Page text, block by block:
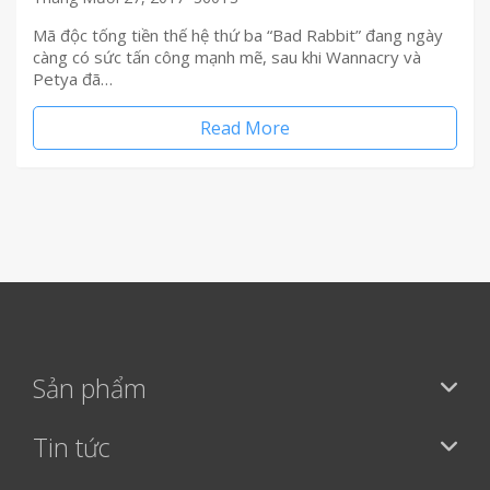
Mã độc tống tiền thế hệ thứ ba “Bad Rabbit” đang ngày
càng có sức tấn công mạnh mẽ, sau khi Wannacry và
Petya đã…
Read More
Sản phẩm
Tin tức